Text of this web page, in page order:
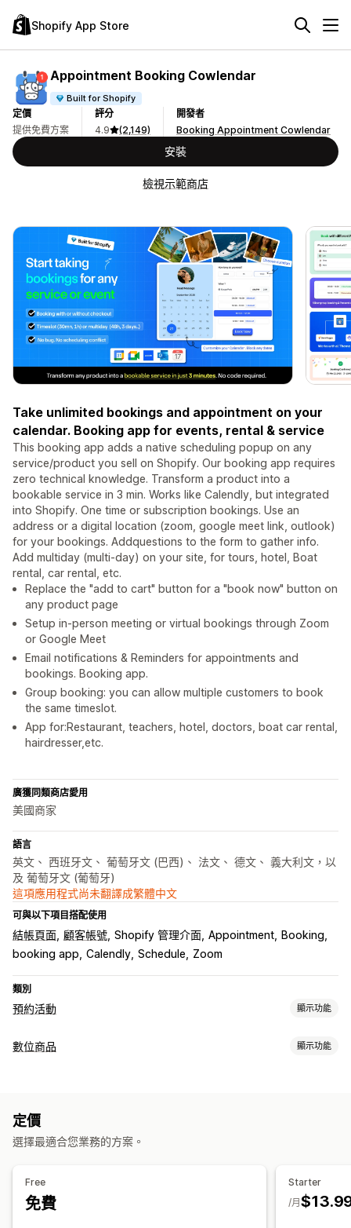
Shopify App Store
Appointment Booking Cowlendar
Built for Shopify
定價
提供免費方案
評分
4.9
(2,149)
開發者
Booking Appointment Cowlendar
安裝
檢視示範商店
Take unlimited bookings and appointment on your
calendar. Booking app for events, rental & service
This booking app adds a native scheduling popup on any
service/product you sell on Shopify. Our booking app requires
zero technical knowledge. Transform a product into a
bookable service in 3 min. Works like Calendly, but integrated
into Shopify. One time or subscription bookings. Use an
address or a digital location (zoom, google meet link, outlook)
for your bookings. Addquestions to the form to gather info.
Add multiday (multi-day) on your site, for tours, hotel, Boat
rental, car rental, etc.
Replace the "add to cart" button for a "book now" button on
any product page
Setup in-person meeting or virtual bookings through Zoom
or Google Meet
Email notifications & Reminders for appointments and
bookings. Booking app.
Group booking: you can allow multiple customers to book
the same timeslot.
App for:Restaurant, teachers, hotel, doctors, boat car rental,
hairdresser,etc.
廣獲同類商店愛用
美國商家
語言
英文、 西班牙文、 葡萄牙文 (巴西)、 法文、 德文、 義大利文，以
及 葡萄牙文 (葡萄牙)
這項應用程式尚未翻譯成繁體中文
可與以下項目搭配使用
結帳頁面 顧客帳號 Shopify 管理介面 Appointment
Booking
booking app Calendly Schedule Zoom
類別
預約活動 顯示功能
活動類型
日曆
活動報到 資料同步處理
自訂
預約頁面
數位商品 顯示功能
檔案安全性
IP 限制 密碼保護
定價
選擇最適合您業務的方案。
Free
免費
Starter
/月